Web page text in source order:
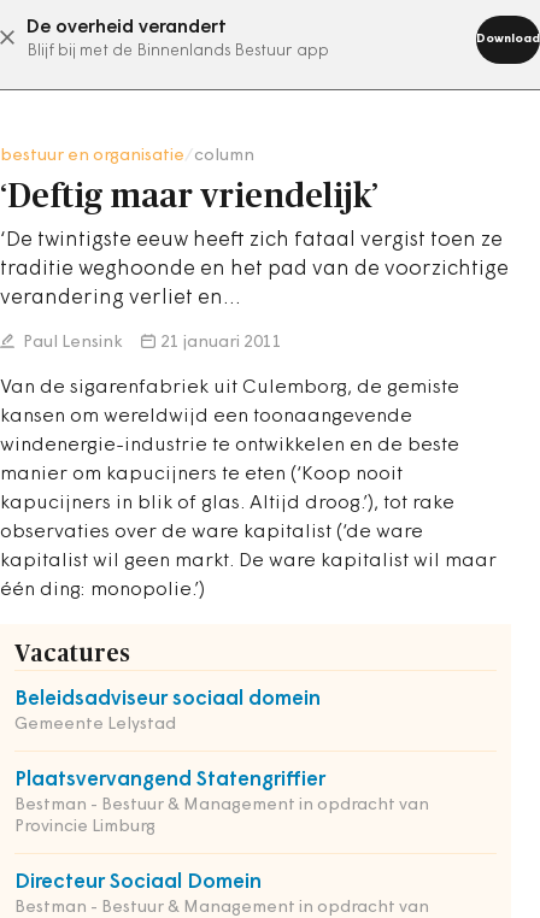
De overheid verandert
Blijf bij met de Binnenlands Bestuur app
Download
abonneer nu
bestuur en organisatie column
‘Deftig maar vriendelijk’
‘De twintigste eeuw heeft zich fataal vergist toen ze
traditie weghoonde en het pad van de voorzichtige
verandering verliet en…
Paul Lensink 21 januari 2011
Van de sigarenfabriek uit Culemborg, de gemiste
kansen om wereldwijd een toonaangevende
windenergie-industrie te ontwikkelen en de beste
manier om kapucijners te eten (‘Koop nooit
kapucijners in blik of glas. Altijd droog.’), tot rake
observaties over de ware kapitalist (‘de ware
kapitalist wil geen markt. De ware kapitalist wil maar
één ding: monopolie.’)
Vacatures
Beleidsadviseur sociaal domein
Gemeente Lelystad
Plaatsvervangend Statengriffier
Bestman - Bestuur & Management in opdracht van
Provincie Limburg
Directeur Sociaal Domein
Bestman - Bestuur & Management in opdracht van